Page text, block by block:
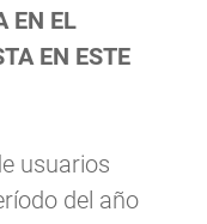
EN EL
EN ESTE
usuarios
del año